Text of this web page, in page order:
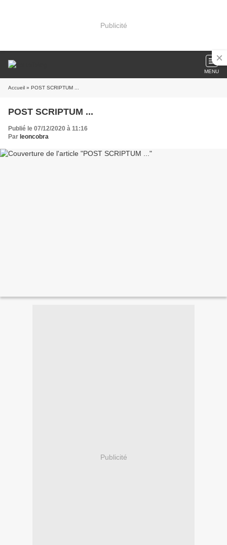
Publicité
MENU
Accueil » POST SCRIPTUM ...
POST SCRIPTUM ...
Publié le 07/12/2020 à 11:16
Par leoncobra
Publicité